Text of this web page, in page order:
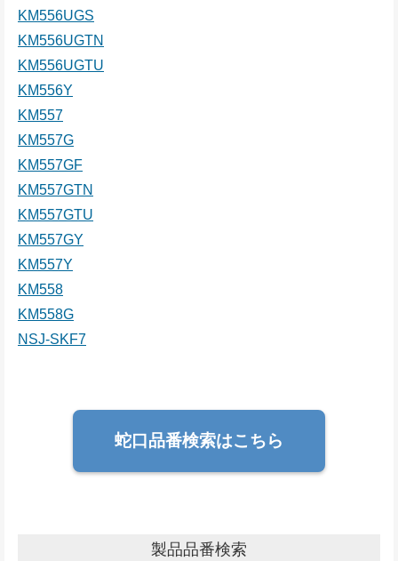
KM556UGS
KM556UGTN
KM556UGTU
KM556Y
KM557
KM557G
KM557GF
KM557GTN
KM557GTU
KM557GY
KM557Y
KM558
KM558G
NSJ-SKF7
蛇口品番検索はこちら
製品品番検索